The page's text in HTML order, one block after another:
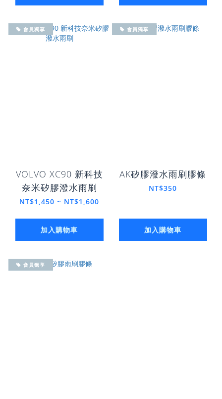
會員獨享
VOLVO XC90 新科技
奈米矽膠潑水雨刷
NT$1,450 ~ NT$1,600
加入購物車
會員獨享
AK矽膠潑水雨刷膠條
NT$350
加入購物車
會員獨享